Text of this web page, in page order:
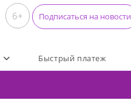
6+ Подписаться на новости
Быстрый платеж